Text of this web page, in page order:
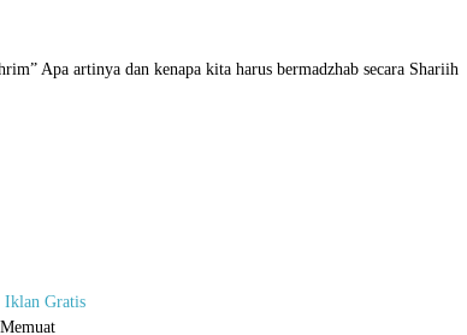
Apa artinya dan kenapa kita harus bermadzhab secara Shariih
Iklan Gratis
Memuat